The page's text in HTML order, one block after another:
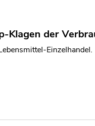
der
Einzelhandel.